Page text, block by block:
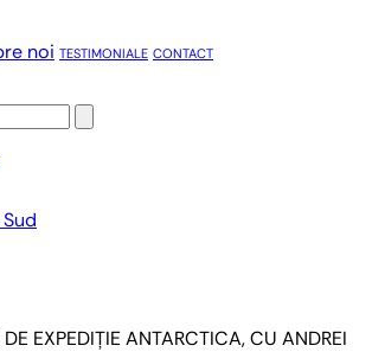
noi TESTIMONIALE CONTACT
EXPEDIȚIE ANTARCTICA, CU ANDREI